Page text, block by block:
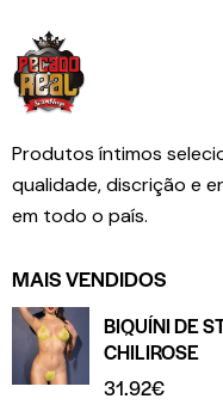
Produtos íntimos
qualidade, discrição e
em todo o país.
MAIS VENDIDOS
BIQUÍNI DE
CHILIROSE
31.92€